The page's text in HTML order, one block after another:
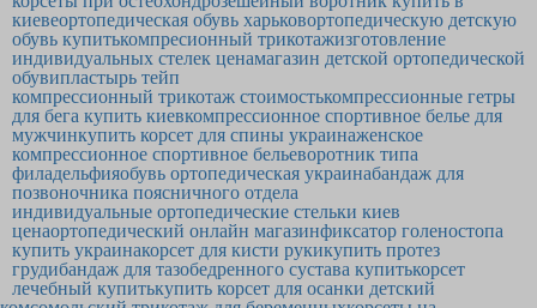
киевеортопедическая обувь харьковортопедическую детскую
обувь купитькомпресионный трикотажизготовление
индивидуальных стелек ценамагазин детской ортопедической
обувипластырь тейп
компрессионный трикотаж стоимостькомпрессионные гетры
для бега купить киевкомпрессионное спортивное белье для
мужчинкупить корсет для спины украинаженское
компрессионное спортивное бельеворотник типа
филадельфияобувь ортопедическая украинабандаж для
позвоночника поясничного отдела
индивидуальные ортопедические стельки киев
ценаортопедический онлайн магазинфиксатор голеностопа
купить украинакорсет для кисти рукикупить протез
грудибандаж для тазобедренного сустава купитькорсет
лечебный купитькупить корсет для осанки детский